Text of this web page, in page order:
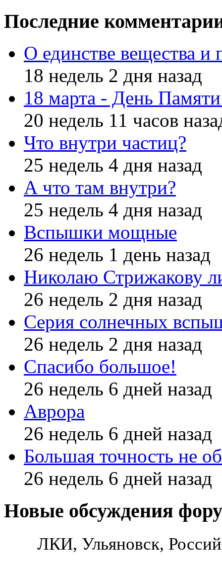
Последние
О единстве вещества и
18 недель 2 дня назад
18 марта - День
20 недель 11 часов
Что внутри частиц?
25 недель 4 дня назад
А что там внутри?
25 недель 4 дня назад
Вспышки мощные
26 недель 1 день назад
Николаю Стрижакову
26 недель 2 дня назад
Серия солнечных
26 недель 2 дня назад
Спасибо большое!
26 недель 6 дней назад
Аврора
26 недель 6 дней назад
Большая точность не
26 недель 6 дней назад
Новые обсуждения
ЛКИ, Ульяновск,